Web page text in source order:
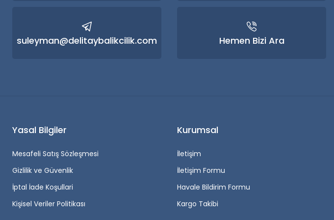
suleyman@delitaybalikcilik.com Hemen Bizi Ara
Yasal Bilgiler
Mesafeli Satış Sözleşmesi
Gizlilik ve Güvenlik
İptal İade Koşullari
Kişisel Veriler Politikası
Kurumsal
İletişim
İletişim Formu
Havale Bildirim Formu
Kargo Takibi